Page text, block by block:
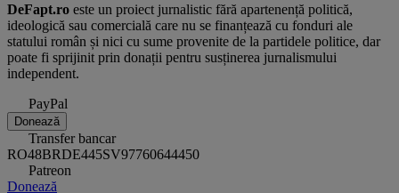
DeFapt.ro este un proiect jurnalistic fără apartenență politică,
ideologică sau comercială care nu se finanțează cu fonduri ale
statului român și nici cu sume provenite de la partidele politice, dar
poate fi sprijinit prin donații pentru susținerea jurnalismului
independent.
PayPal
Donează
Transfer bancar
RO48BRDE445SV97760644450
Patreon
Donează